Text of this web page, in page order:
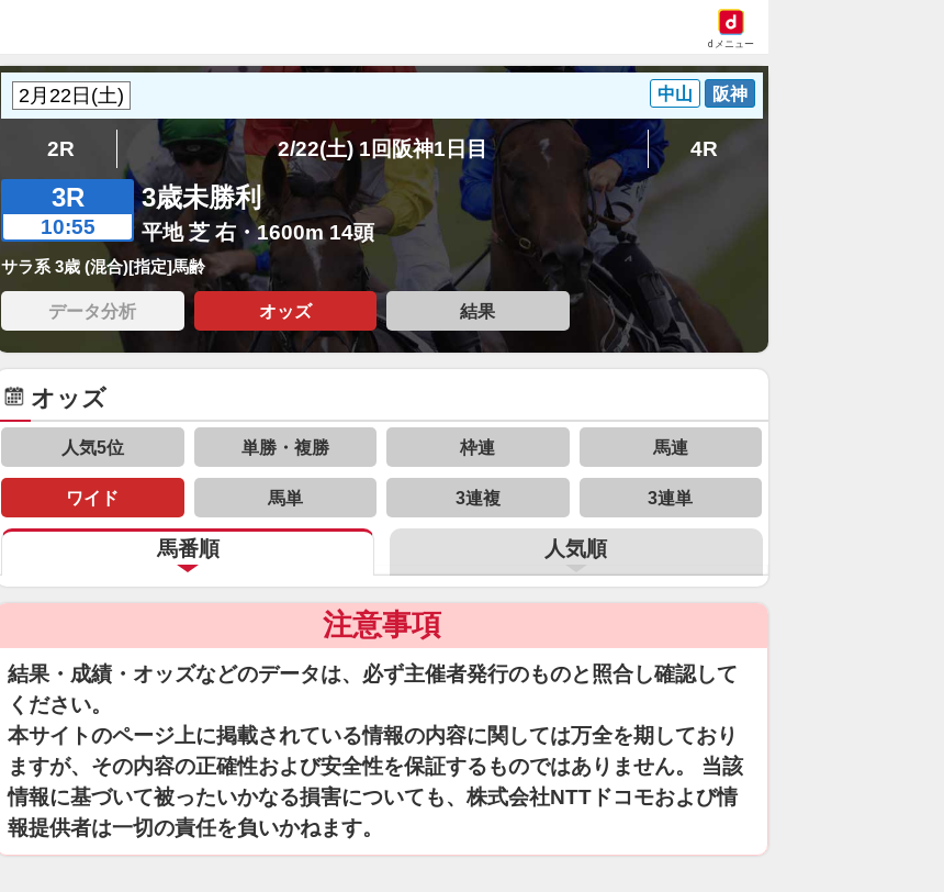
dメニュー
中山 阪神
2R 2/22(土) 1回阪神1日目 4R
3R
10:55
3歳未勝利
平地 芝 右・1600m 14頭
サラ系 3歳 (混合)[指定]馬齢
データ分析 オッズ 結果
オッズ
人気5位 単勝・複勝 枠連 馬連
ワイド 馬単 3連複 3連単
馬番順 人気順
注意事項
結果・成績・オッズなどのデータは、必ず主催者発行のものと照合し確認して
ください。
本サイトのページ上に掲載されている情報の内容に関しては万全を期しており
ますが、その内容の正確性および安全性を保証するものではありません。 当該
情報に基づいて被ったいかなる損害についても、株式会社NTTドコモおよび情
報提供者は一切の責任を負いかねます。